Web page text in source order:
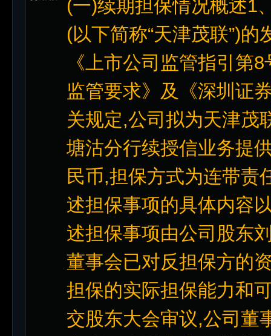
(一)续期担保情况概述1
(以下简称“天津茂联”)
《上市公司监管指引第
监管要求》及《深圳证
关规定,公司拟为天津茂
塘沽分行续授信业务提
民币,担保方式为连带责
述担保事项的具体内容
述担保事项由公司股东
董事会已对反担保方的
担保的实际担保能力和
交股东大会审议,公司董